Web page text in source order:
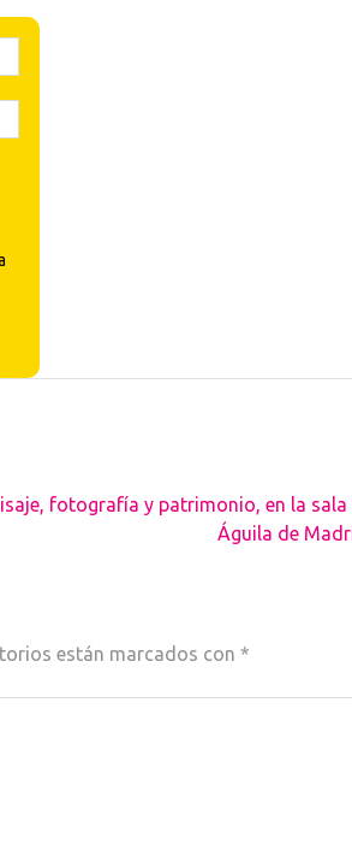
fotografía y patrimonio, en la sala
Águila de
están marcados con *